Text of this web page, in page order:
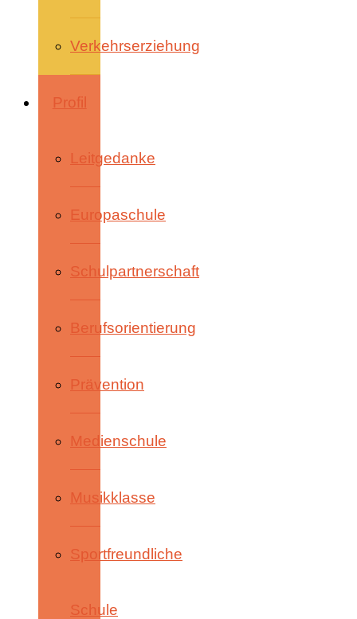
Verkehrserziehung
Profil
Leitgedanke
Europaschule
Schulpartnerschaft
Berufsorientierung
Prävention
Medienschule
Musikklasse
Sportfreundliche
Schule